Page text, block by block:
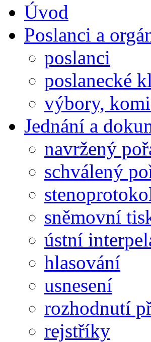
Úvod
Poslanci a
poslanci
poslanecké
výbory,
Jednání a
navržený
schválený
sněmovní
ústní
hlasování
usnesení
rozhodnutí
rejstříky